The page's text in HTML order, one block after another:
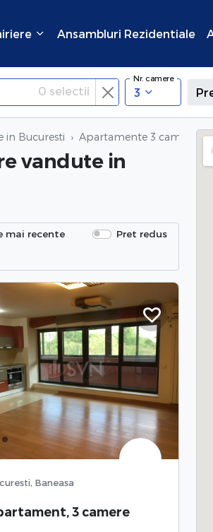
Ansambluri Rezidentiale
0 selectii
Nr. camere
3
in Bucuresti Apartamente 3 camere
vandute in
mai recente
Pret redus
Baneasa
3 camere